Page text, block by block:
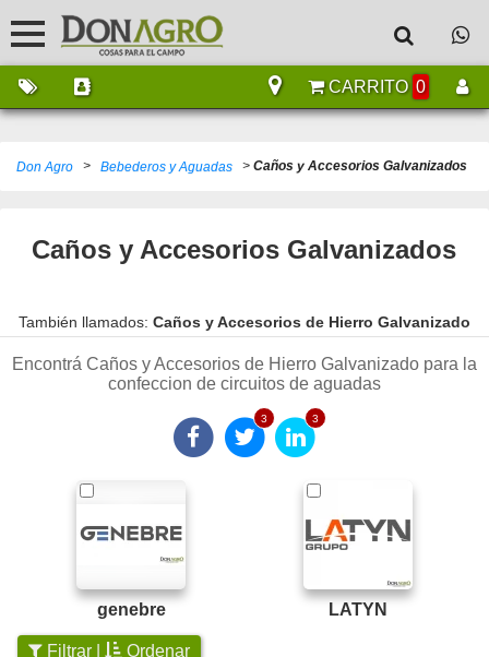
CARRITO 0
Don Agro > Bebederos y Aguadas > Caños y Accesorios Galvanizados
Caños y Accesorios Galvanizados
También llamados: Caños y Accesorios de Hierro Galvanizado
Encontrá Caños y Accesorios de Hierro Galvanizado para la
confeccion de circuitos de aguadas
3 3
genebre LATYN
Filtrar | Ordenar